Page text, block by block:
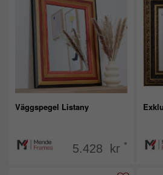
Väggspegel Listany
5.428 kr *